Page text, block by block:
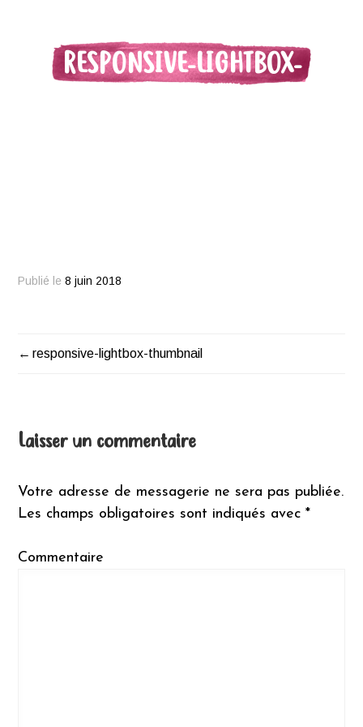
RESPONSIVE-LIGHTBOX-
Publié le8 juin 2018
Navigation
l’article
responsive-lightbox-thumbnail
Laisser un commentaire
Votre adresse de messagerie ne sera pas publiée.
Les champs obligatoires sont indiqués avec*
Commentaire